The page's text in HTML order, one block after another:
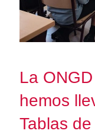
La
hemos
Tablas